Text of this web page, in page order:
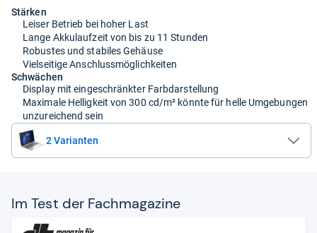
Stärken
Leiser Betrieb bei hoher Last
Lange Akkulaufzeit von bis zu 11 Stunden
Robustes und stabiles Gehäuse
Vielseitige Anschlussmöglichkeiten
Schwächen
Display mit eingeschränkter Farbdarstellung
Maximale Helligkeit von 300 cd/m² könnte für helle Umgebungen
unzureichend sein
2 Varianten
Im Test der Fach­ma­ga­zine